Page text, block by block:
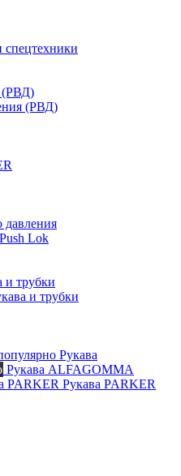
спецтехники
(РВД)
(РВД)
давления
Lok
и трубки
и трубки
Рукава
Рукава ALFAGOMMA
PARKER Рукава PARKER